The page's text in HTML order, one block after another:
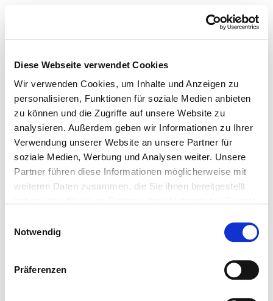
Diese Webseite verwendet Cookies
Wir verwenden Cookies, um Inhalte und Anzeigen zu
personalisieren, Funktionen für soziale Medien anbieten
zu können und die Zugriffe auf unsere Website zu
analysieren. Außerdem geben wir Informationen zu Ihrer
Verwendung unserer Website an unsere Partner für
soziale Medien, Werbung und Analysen weiter. Unsere
Partner führen diese Informationen möglicherweise mit
weiteren Daten zusammen, die Sie ihnen bereitgestellt
Notwendig
Präferenzen